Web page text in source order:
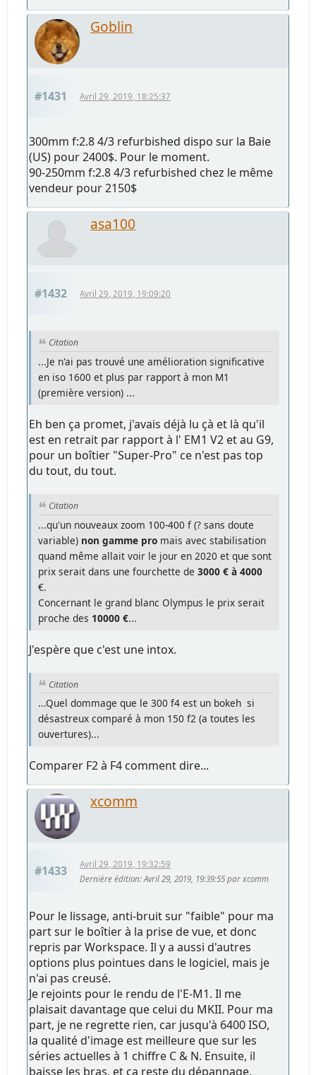
Goblin
#1431 Avril 29, 2019, 18:25:37
300mm f:2.8 4/3 refurbished dispo sur la Baie
(US) pour 2400$. Pour le moment.
90-250mm f:2.8 4/3 refurbished chez le même
vendeur pour 2150$
asa100
#1432 Avril 29, 2019, 19:09:20
Citation
...Je n'ai pas trouvé une amélioration significative
en iso 1600 et plus par rapport à mon M1
(première version) ...
Eh ben ça promet, j'avais déjà lu çà et là qu'il
est en retrait par rapport à l' EM1 V2 et au G9,
pour un boîtier "Super-Pro" ce n'est pas top
du tout, du tout.
Citation
...qu'un nouveaux zoom 100-400 f (? sans doute
variable) non gamme pro mais avec stabilisation
quand même allait voir le jour en 2020 et que sont
prix serait dans une fourchette de3000 € à 4000
€.
Concernant le grand blanc Olympus le prix serait
proche des 10000 €...
J'espère que c'est une intox.
Citation
...Quel dommage que le 300 f4 est un bokeh si
désastreux comparé à mon 150 f2 (a toutes les
ouvertures)...
Comparer F2 à F4 comment dire...
xcomm
#1433
Avril 29, 2019, 19:32:59
Dernière édition: Avril 29, 2019, 19:39:55 par xcomm
Pour le lissage, anti-bruit sur "faible" pour ma
part sur le boîtier à la prise de vue, et donc
repris par Workspace. Il y a aussi d'autres
options plus pointues dans le logiciel, mais je
n'ai pas creusé.
Je rejoints pour le rendu de l'E-M1. Il me
plaisait davantage que celui du MKII. Pour ma
part, je ne regrette rien, car jusqu'à 6400 ISO,
la qualité d'image est meilleure que sur les
séries actuelles à 1 chiffre C & N. Ensuite, il
baisse les bras, et ça reste du dépannage.